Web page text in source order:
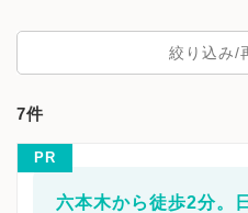
絞り込み/
7件
PR
六本木から徒歩2分。